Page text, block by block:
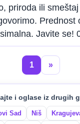
priroda ili
Prednost
Javite se!
1 »
i oglase iz drugih
Sad Niš